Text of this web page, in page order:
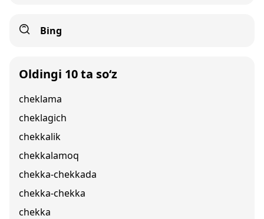
Bing
Oldingi 10 ta so‘z
cheklama
cheklagich
chekkalik
chekkalamoq
chekka-chekkada
chekka-chekka
chekka